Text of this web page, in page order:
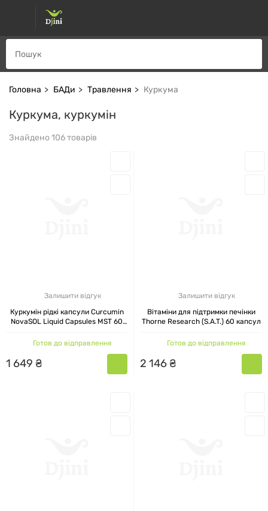
Головна БАДи Травлення Куркума
Куркума, куркумін
Знайдено 106 товарів
Залишити відгук
Куркумін рідкі капсули Curcumin
NovaSOL Liquid Capsules MST 60
Готов до відправлення
1 649 ₴
Залишити відгук
Вітаміни для підтримки печінки
Thorne Research (S.A.T.) 60 капсул
Готов до відправлення
2 146₴